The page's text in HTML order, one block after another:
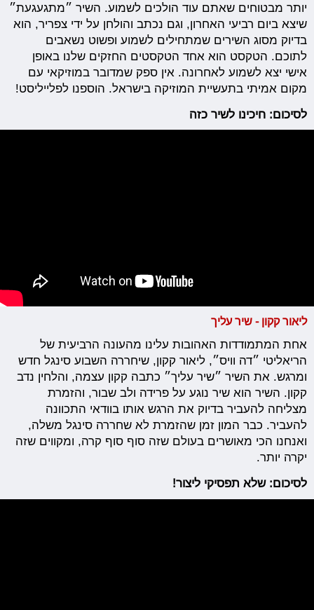
יותר מבטוחים שאתם עוד הולכים לשמוע. השיר ״מתגעגעת״
שיצא ביום רביעי האחרון, וגם נכתב והולחן על ידי צפריר, הוא
בדיוק מסוג השירים שמתחילים לשמוע ופשוט נשאבים
לתוכם. הטקסט הוא אחד הטקסטים החזקים שלנו באופן
אישי יצא לשמוע לאחרונה. אין ספק שמדובר במוזיקאי עם
מקום אמיתי בתעשיית המוזיקה בישראל. הוספנו לפלייליסט!
לסיכום: חיכינו לשיר כזה
ליאור קקון - שיר עליך
אחת המתמודדות האהובות עלינו מהעונה הרביעית של
הריאליטי ״דה וויס״, ליאור קקון, שיחררה השבוע סינגל חדש
ומרגש. את השיר ״שיר עליך״ כתבה קקון עצמה, והלחין נדב
קקון. השיר הוא שיר נוגע על פרידה ולב שבור, והזמרת
מצליחה להעביר בדיוק את הרגש אותו בוודאי התכוונה
להעביר. כבר המון זמן שהזמרת לא שחררה סינגל משלה,
ואנחנו הכי מאושרים בעולם שזה סוף סוף קרה, ומקווים שזה
יקרה יותר.
לסיכום: שלא תפסיקי ליצור!